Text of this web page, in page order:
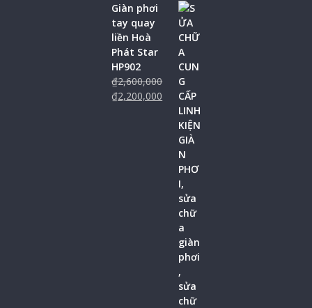
Giàn phơi
tay quay
liền Hoà
Phát Star
HP902
₫2,600,000
₫2,200,000